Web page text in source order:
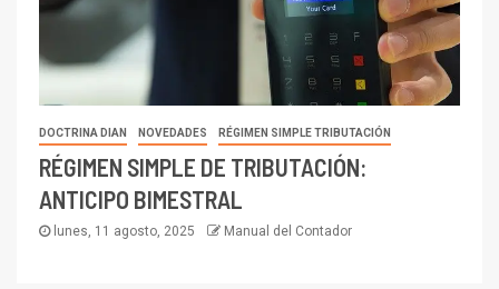
DOCTRINA DIAN NOVEDADES RÉGIMEN SIMPLE TRIBUTACIÓN
RÉGIMEN SIMPLE DE TRIBUTACIÓN:
ANTICIPO BIMESTRAL
lunes, 11 agosto, 2025 Manual del Contador